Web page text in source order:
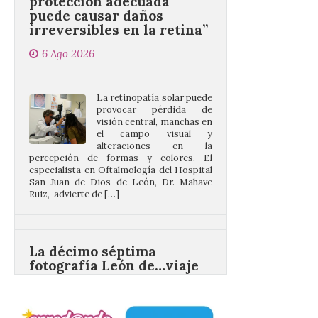
6 Ago 2026
visión central, manchas en
el campo visual y
alteraciones en la
percepción de formas y colores. El
especialista en Oftalmología del Hospital
San Juan de Dios de León, Dr. Mahave
Ruiz, advierte de […]
nos llega desde la
carretera CL 626 con
motivo de la marcha en
6 Ago 2026